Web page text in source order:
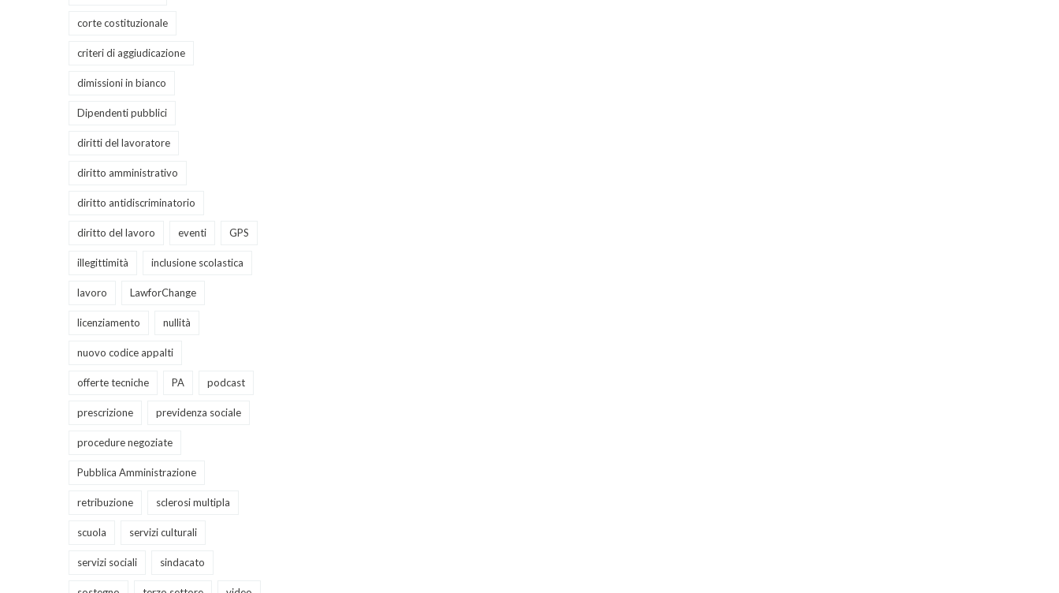
corte costituzionale
criteri di aggiudicazione
dimissioni in bianco
Dipendenti pubblici
diritti del lavoratore
diritto amministrativo
diritto antidiscriminatorio
diritto del lavoro eventi GPS
illegittimità inclusione scolastica
lavoro LawforChange
licenziamento nullità
nuovo codice appalti
offerte tecniche PA podcast
prescrizione previdenza sociale
procedure negoziate
Pubblica Amministrazione
retribuzione sclerosi multipla
scuola servizi culturali
servizi sociali sindacato